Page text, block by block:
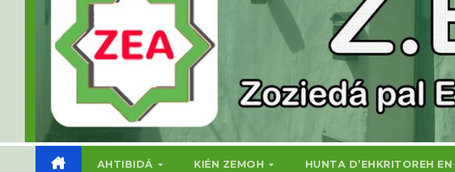
AHTIBIDÁ KIÉN ZEMOH HUNTA D’EHKRITOREH